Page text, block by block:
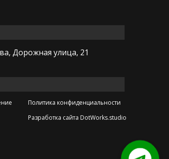
Дорожная улица, 21
Политика конфиденциальности
Разработка сайта DotWorks.studio